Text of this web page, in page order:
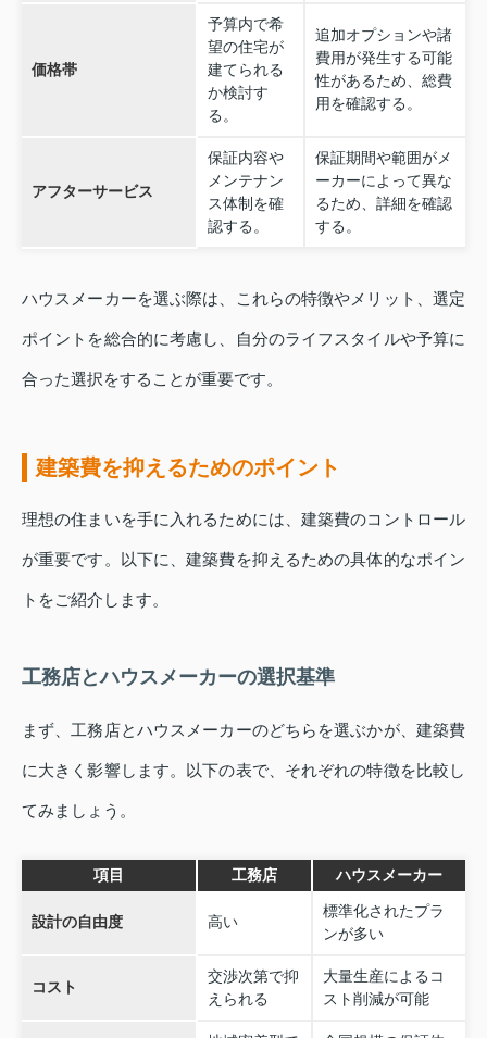
価格帯
予算内で希
望の住宅が
建てられる
か検討す
る。
追加オプションや諸
費用が発生する可能
性があるため、総費
用を確認する。
アフターサービス
保証内容や
メンテナン
ス体制を確
認する。
保証期間や範囲がメ
ーカーによって異な
るため、詳細を確認
する。
ハウスメーカーを選ぶ際は、これらの特徴やメリット、選定
ポイントを総合的に考慮し、自分のライフスタイルや予算に
合った選択をすることが重要です。
建築費を抑えるためのポイント
理想の住まいを手に入れるためには、建築費のコントロール
が重要です。以下に、建築費を抑えるための具体的なポイン
トをご紹介します。
工務店とハウスメーカーの選択基準
まず、工務店とハウスメーカーのどちらを選ぶかが、建築費
に大きく影響します。以下の表で、それぞれの特徴を比較し
てみましょう。
項目 工務店 ハウスメーカー
設計の自由度 高い
標準化されたプラ
ンが多い
コスト
交渉次第で抑
えられる
大量生産によるコ
スト削減が可能